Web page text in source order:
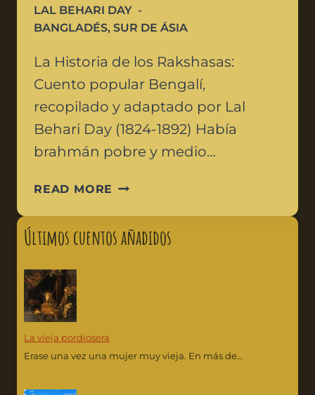
LAL BEHARI DAY
BANGLADÉS, SUR DE ÁSIA
La Historia de los Rakshasas:
Cuento popular Bengalí,
recopilado y adaptado por Lal
Behari Day (1824-1892) Había
brahmán pobre y medio…
READ MORE
Últimos cuentos añadidos
La vieja pordiosera
Erase una vez una mujer muy vieja. En más de...